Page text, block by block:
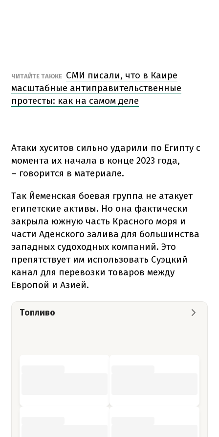
ЧИТАЙТЕ ТАКЖЕ СМИ писали, что в Каире
масштабные антиправительственные
протесты: как на самом деле
Атаки хуситов сильно ударили по Египту с
момента их начала в конце 2023 года,
– говорится в материале.
Так Йеменская боевая группа не атакует
египетские активы. Но она фактически
закрыла южную часть Красного моря и
части Аденского залива для большинства
западных судоходных компаний. Это
препятствует им использовать Суэцкий
канал для перевозки товаров между
Европой и Азией.
Топливо